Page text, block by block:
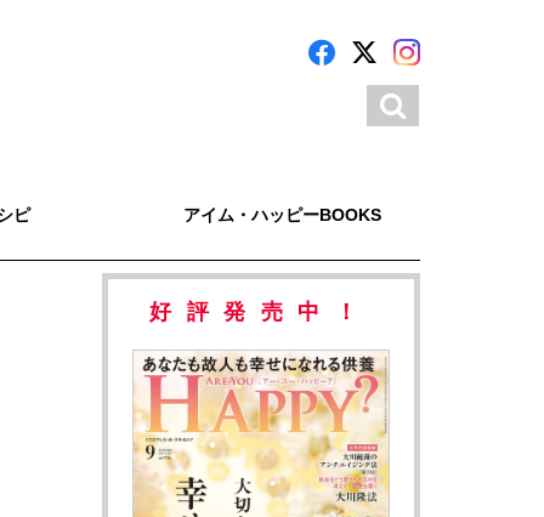
ピ アイム・ハッピーBOOKS
好評発売中！